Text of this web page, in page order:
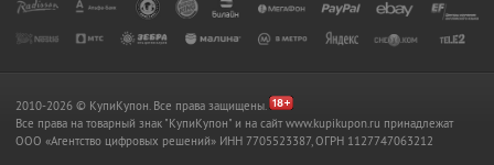
2010-2026 © КупиКупон. Все права защищены.
Все права на товарный знак "КупиКупон" и на сайт www.kupikupon.ru принадлежат
OOO «Агентство цифровых решений» ИНН 7705523387, ОГРН 1127747063212